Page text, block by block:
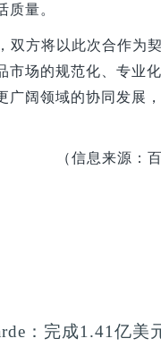
质量。
双方将以此次合作为
市场的规范化、专业
广阔领域的协同发展
（信息来源：
：完成1.41亿美